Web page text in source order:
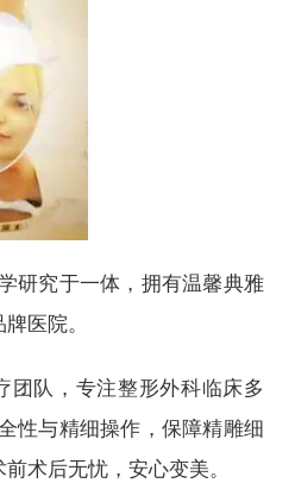
研究于一体，拥有温馨典雅
医院。
团队，专注整形外科临床多
性与精细操作，保障精雕细
术后无忧，安心变美。